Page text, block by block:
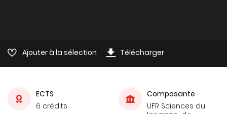
Ajouter à la sélection Télécharger
ECTS
6 crédits
Composante
UFR Sciences du